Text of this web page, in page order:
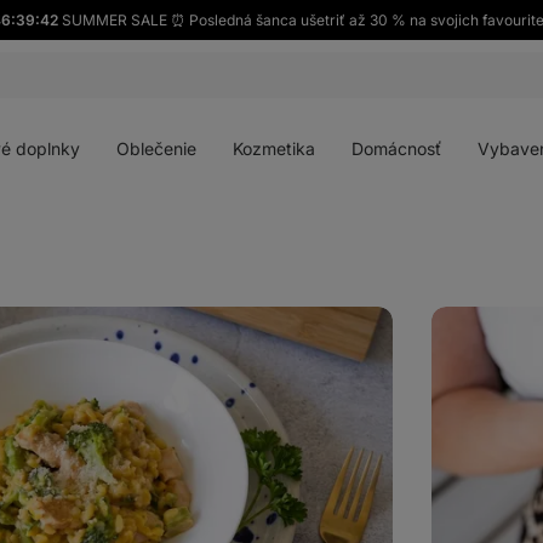
SUMMER SALE ⏰ Posledná šanca ušetriť až 30 % na svojich
doplnky Oblečenie Kozmetika Domácnosť
Peanut